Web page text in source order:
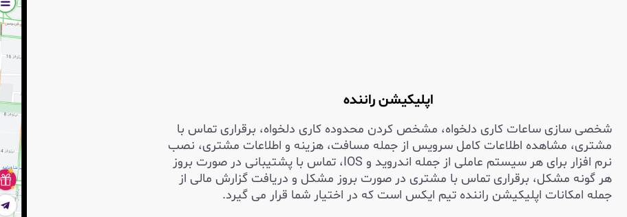
اپلیکیشن راننده
شخصی سازی ساعات کاری دلخواه، مشخص کردن محدوده کاری دلخواه، برقراری تماس با
مشتری، مشاهده اطلاعات کامل سرویس از جمله مسافت، هزینه و اطلاعات مشتری، نصب
نرم افزار برای هر سیستم عاملی از جمله اندروید و IOS، تماس با پشتیبانی در صورت بروز
هر گونه مشکل، برقراری تماس با مشتری در صورت بروز مشکل و دریافت گزارش مالی از
جمله امکانات اپلیکیشن راننده تیم ایکس است که در اختیار شما قرار می گیرد.